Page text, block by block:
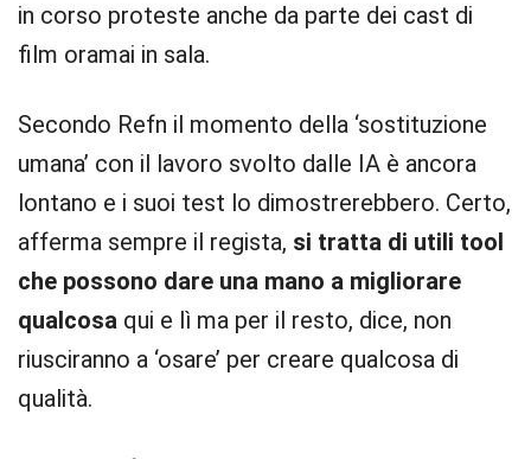
in corso proteste anche da parte dei cast di
film oramai in sala.
Secondo Refn il momento della ‘sostituzione
umana’ con il lavoro svolto dalle IA è ancora
lontano e i suoi test lo dimostrerebbero. Certo,
afferma sempre il regista, si tratta di utili tool
che possono dare una mano a migliorare
qualcosa qui e lì ma per il resto, dice, non
riusciranno a ‘osare’ per creare qualcosa di
qualità.